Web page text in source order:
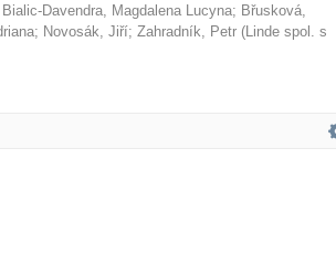
Bialic-Davendra, Magdalena Lucyna; Břusková,
; Novosák, Jiří; Zahradník, Petr (Linde spol. s